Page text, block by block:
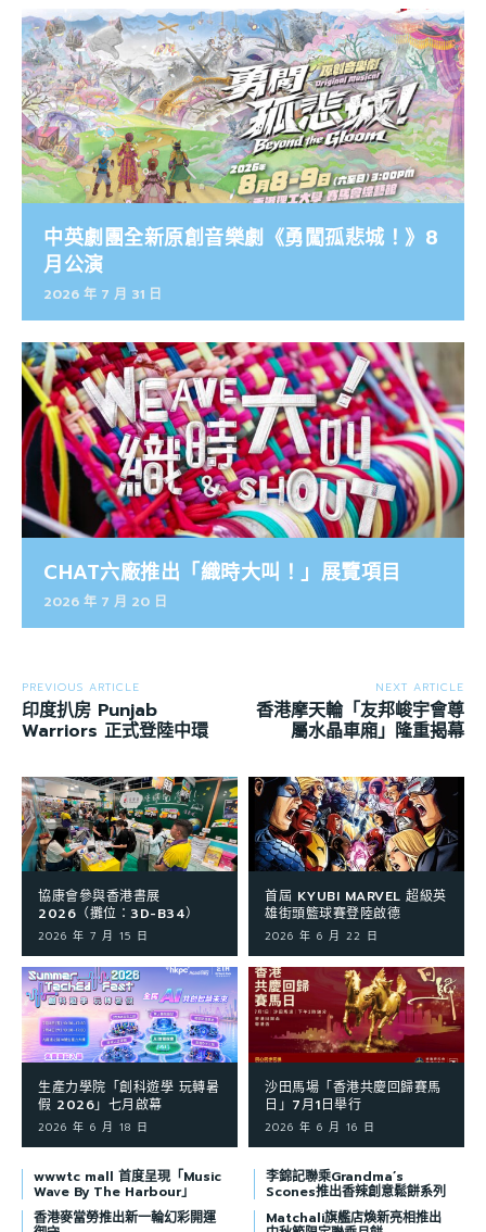
中英劇團全新原創音樂劇《勇闖孤悲城！》8
月公演
2026 年 7 月 31 日
CHAT六廠推出「織時大叫！」展覽項目
2026 年 7 月 20 日
PREVIOUS ARTICLE
印度扒房 Punjab
Warriors 正式登陸中環
NEXT ARTICLE
香港摩天輪「友邦峻宇會尊
屬水晶車廂」隆重揭幕
協康會參與香港書展
2026（攤位：3D-B34）
2026 年 7 月 15 日
首屆 KYUBI MARVEL 超級英
雄街頭籃球賽登陸啟德
2026 年 6 月 22 日
生產力學院「創科遊學 玩轉暑
假 2026」七月啟幕
2026 年 6 月 18 日
沙田馬場「香港共慶回歸賽馬
日」7月1日舉行
2026 年 6 月 16 日
wwwtc mall 首度呈現「Music
Wave By The Harbour」
李錦記聯乘Grandma’s
Scones推出香辣創意鬆餅系列
香港麥當勞推出新一輪幻彩開運
Matchali旗艦店煥新亮相推出